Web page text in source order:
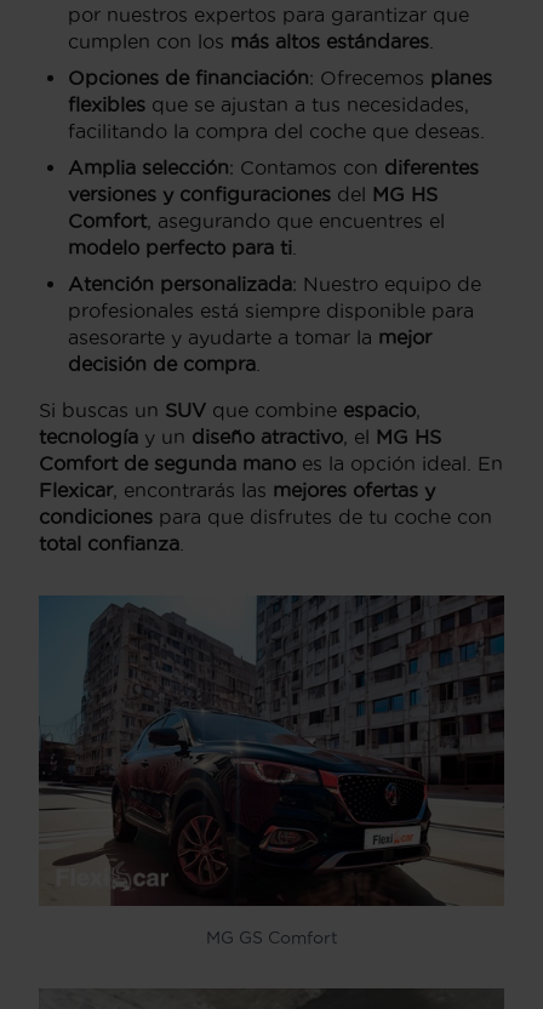
por nuestros expertos para garantizar que
cumplen con los más altos estándares
Opciones de financiación: Ofrecemos planes
flexibles que se ajustan a tus necesidades,
facilitando la compra del coche que deseas.
Amplia selección: Contamos con diferentes
versiones y configuraciones del MG HS
Comfort , asegurando que encuentres el
modelo perfecto para ti
Atención personalizada: Nuestro equipo de
profesionales está siempre disponible para
asesorarte y ayudarte a tomar la mejor
decisión de compra
Si buscas un SUV que combine espacio
tecnología y un diseño atractivo , el MG HS
Comfort de segunda mano es la opción ideal. En
Flexicar, encontrarás las mejores ofertas y
condiciones para que disfrutes de tu coche con
total confianza
MG GS Comfort